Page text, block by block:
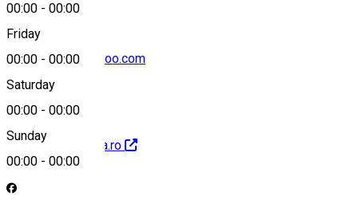
00:00 - 00:00
Friday
00:00 - 00:00
Saturday
00:00 - 00:00
Sunday
00:00 - 00:00
pamira.tenis@yahoo.com
http://www.pamira.ro